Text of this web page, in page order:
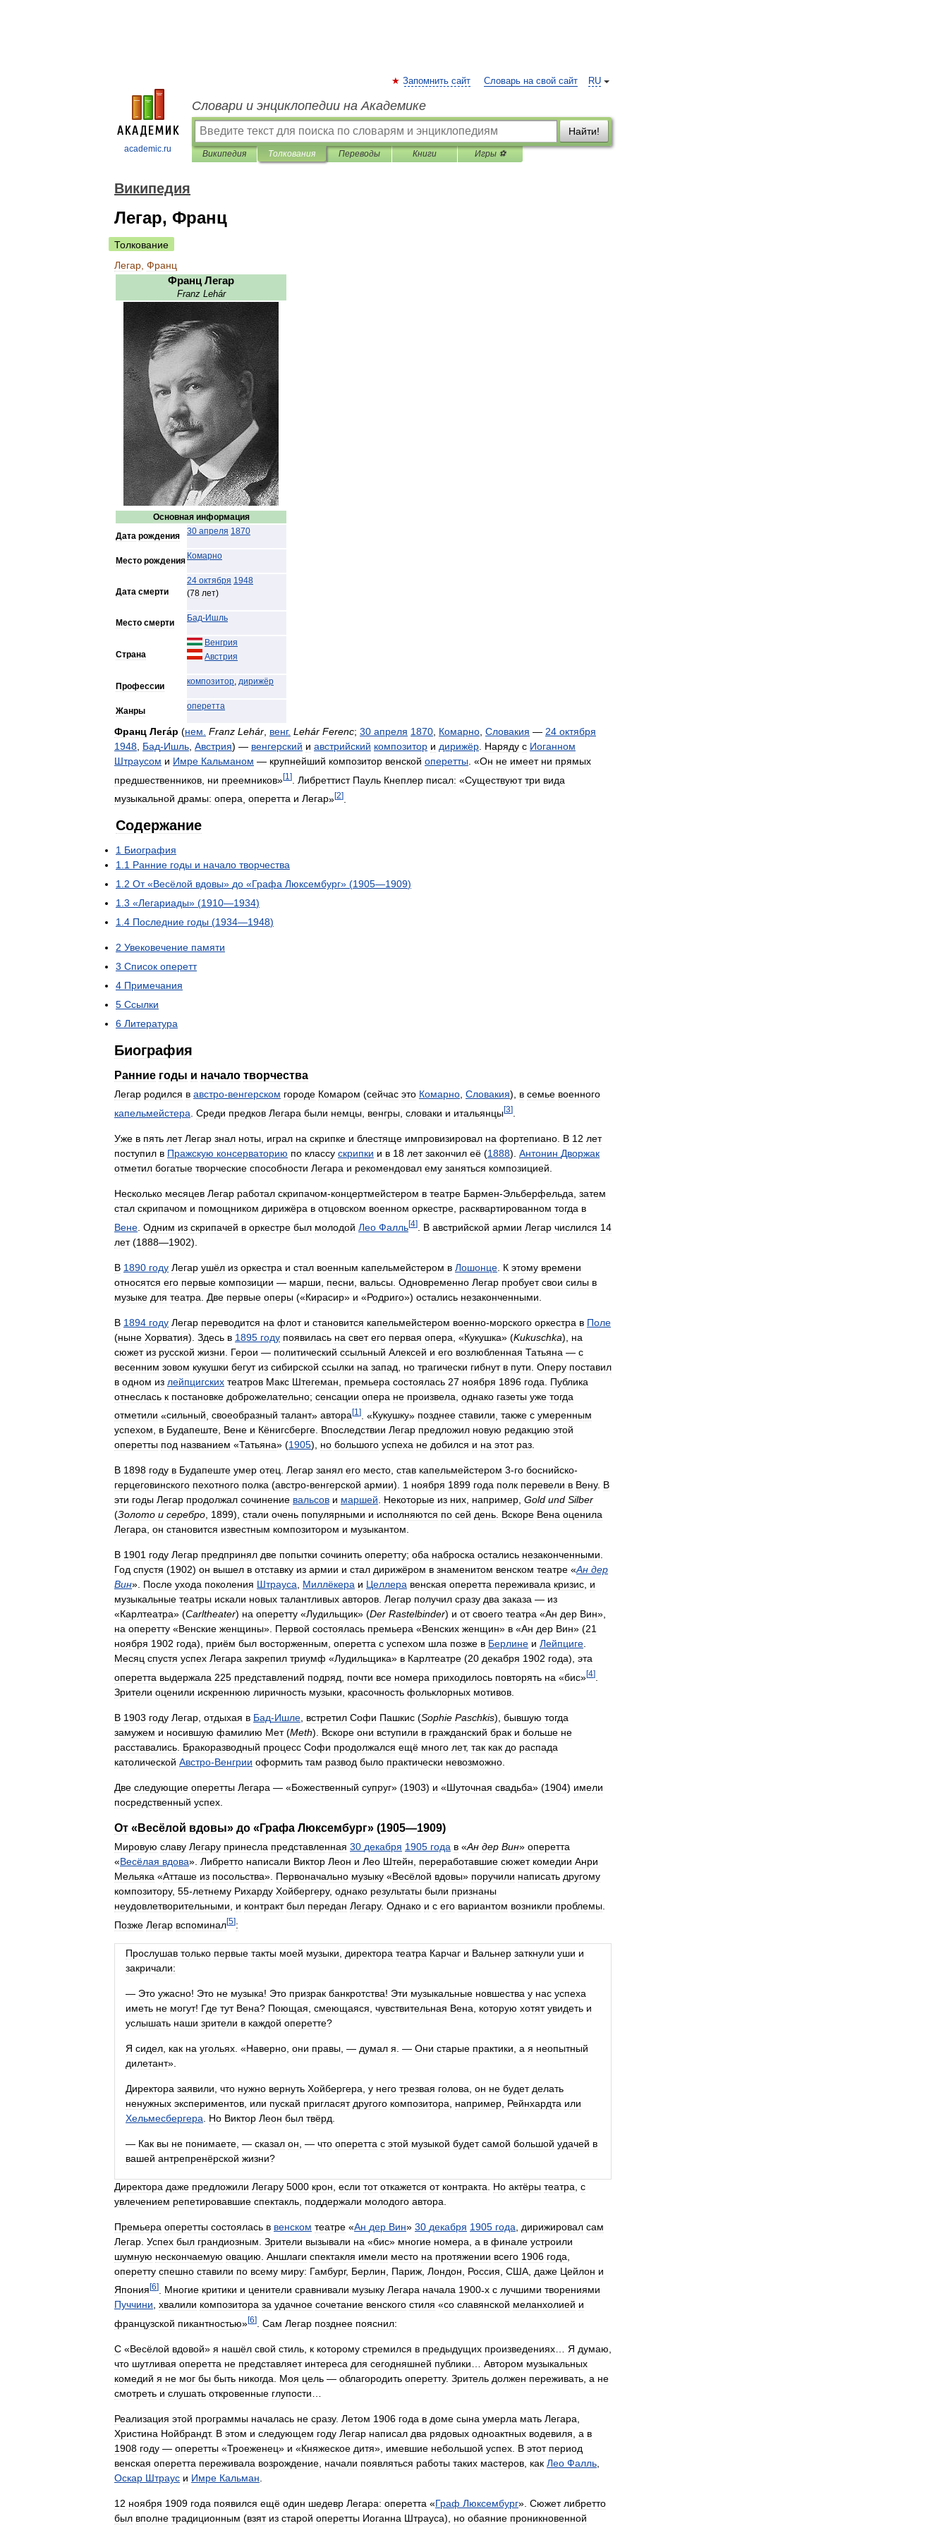
academic.ru
RU
Запомнить сайт Словарь на свой сайт
Словари и энциклопедии на Академике
Найти!
Википедия Толкования Переводы Книги Игры ⚽
Википедия
Легар, Франц
Толкование
Легар Франц
Франц Легар
Franz Lehár
Основная информация
Дата рождения 30 апреля 1870
Место рождения Комарно
Дата смерти
24 октября 1948
(78 лет)
Место смерти Бад-Ишль
Страна
Венгрия
Австрия
Профессии композитор, дирижёр
Жанры оперетта
Франц Лега́р (нем Franz Lehár венг. Lehár Ferenc; 30 апреля 1870 Комарно Словакия — 24 октября
1948 Бад-Ишль Австрия) — венгерский и австрийский композитор и дирижёр Наряду с Иоганном
Штраусом и Имре Кальманом — крупнейший композитор венской оперетты . «Он не имеет ни прямых
предшественников ни преемников»[1 ] Либреттист Пауль Кнеплер писал: «Существуют три вида
музыкальной драмы: опера оперетта и Легар»[2]
Содержание
1 Биография
1.1 Ранние годы и начало творчества
1.2 От«Весёлой вдовы» до «Графа Люксембург» (1905—1909)
1.3 «Легариады» (1910—1934)
1.4 Последние годы (1934—1948)
2 Увековечение памяти
3 Список оперетт
4 Примечания
5 Ссылки
6 Литература
Биография
Ранние годы и начало творчества
Легар родился в австро-венгерском городе Комаром (сейчас это Комарно, Словакия), в семье военного
капельмейстера Среди предков Легара были немцы венгры словаки и итальянцы[3]
Уже в пять лет Легар знал ноты играл на скрипке и блестяще импровизировал на фортепиано В 12 лет
поступил в Пражскую консерваторию по классу скрипки и в 18 лет закончил её (1888). Антонин Дворжак
отметил богатые творческие способности Легара и рекомендовал ему заняться композицией
Несколько месяцев Легар работал скрипачом-концертмейстером в театре Бармен-Эльберфельда затем
стал скрипачом и помощником дирижёра в отцовском военном оркестре расквартированном тогда в
Вене Одним из скрипачей в оркестре был молодой Лео Фалль[4] В австрийской армии Легар числился 14
лет(1888—1902).
В 1890 году Легар ушёл из оркестра и стал военным капельмейстером в Лошонце К этому времени
относятся его первые композиции — марши песни вальсы Одновременно Легар пробует свои силы в
музыке для театра Две первые оперы («Кирасир» и «Родриго») остались незаконченными
В 1894 году Легар переводится на флот и становится капельмейстером военно-морского оркестра в Поле
(ныне Хорватия). Здесь в 1895 году появилась на свет его первая опера , «Кукушка» (Kukuschka), на
сюжет из русской жизни Герои — политический ссыльный Алексей и его возлюбленная Татьяна — с
весенним зовом кукушки бегут из сибирской ссылки на запад но трагически гибнут в пути Оперу поставил
в одном из лейпцигских театров Макс Штегеман премьера состоялась 27 ноября 1896 года
Публика
отнеслась к постановке доброжелательно; сенсации опера не произвела однако газеты уже тогда
отметили «сильный своеобразный талант» автора[1 ] . «Кукушку» позднее ставили также с умеренным
успехом, в Будапеште, Вене и Кёнигсберге. Впоследствии Легар предложил новую редакцию этой
оперетты под названием «Татьяна» (1905), но большого успеха не добился и на этот раз.
В 1898 году в Будапеште умер отец. Легар занял его место, став капельмейстером 3-го боснийско-
герцеговинского пехотного полка (австро-венгерской армии). 1 ноября 1899 года полк перевели в Вену. В
эти годы Легар продолжал сочинение вальсов и маршей. Некоторые из них, например, Gold und Silber
(Золото и серебро, 1899), стали очень популярными и исполняются по сей день. Вскоре Вена оценила
Легара, он становится известным композитором и музыкантом.
В 1901 году Легар предпринял две попытки сочинить оперетту; оба наброска остались незаконченными.
Год спустя (1902) он вышел в отставку из армии и стал дирижёром в знаменитом венском театре «Ан дер
Вин». После ухода поколения Штрауса, Миллёкера и Целлера венская оперетта переживала кризис, и
музыкальные театры искали новых талантливых авторов. Легар получил сразу два заказа — из
«Карлтеатра» (Carltheater) на оперетту «Лудильщик» (Der Rastelbinder) и от своего театра «Ан дер Вин»,
на оперетту «Венские женщины». Первой состоялась премьера «Венских женщин» в «Ан дер Вин» (21
ноября 1902 года), приём был восторженным, оперетта с успехом шла позже в Берлине и Лейпциге.
Месяц спустя успех Легара закрепил триумф «Лудильщика» в Карлтеатре (20 декабря 1902 года), эта
оперетта выдержала 225 представлений подряд почти все номера приходилось повторять на «бис»[4]
Зрители оценили искреннюю лиричность музыки красочность фольклорных мотивов
В 1903 году Легар отдыхая в Бад-Ишле встретил Софи Пашкис (Sophie Paschkis), бывшую тогда
замужем и носившую фамилию Мет(Meth). Вскоре они вступили в гражданский брак и больше не
расставались Бракоразводный процесс Софи продолжался ещё много лет, так как до распада
католической Австро-Венгрии оформить там развод было практически невозможно
Две следующие оперетты Легара — «Божественный супруг» (1903) и «Шуточная свадьба» (1904) имели
посредственный успех
От « Весёлой вдовы» до « Графа Люксембург» (1905—1909)
Мировую славу Легару принесла представленная 30 декабря 1905 года в «Ан дер Вин» оперетта
«Весёлая вдова». Либретто написали Виктор Леон и Лео Штейн переработавшие сюжет комедии Анри
Мельяка «Атташе из посольства». Первоначально музыку «Весёлой вдовы» поручили написать другому
композитору, 55-летнему Рихарду Хойбергеру, однако результаты были признаны
неудовлетворительными
и контракт был передан Легару. Однако и с его вариантом возникли проблемы
Позже Легар вспоминал[5]:
Прослушав только первые такты моей музыки директора театра Карчаг и Вальнер заткнули уши и
закричали:
— Это ужасно! Это не музыка! Это призрак банкротства! Эти музыкальные новшества у нас успеха
иметь не могут! Где тут Вена? Поющая смеющаяся чувствительная Вена которую хотят увидеть и
услышать наши зрители в каждой оперетте?
Я сидел как на угольях . «Наверно они правы , — думал я . — Они старые практики а я неопытный
дилетант».
Директора заявили что нужно вернуть Хойбергера у него трезвая голова он не будет делать
ненужных экспериментов или пускай пригласят другого композитора например Рейнхардта или
Хельмесбергера
Но Виктор Леон был твёрд
— Как вы не понимаете , — сказал он , — что оперетта с этой музыкой будет самой большой удачей в
вашей антрепренёрской жизни?
Директора даже предложили Легару 5000 крон если тот откажется от контракта Но актёры театра с
увлечением репетировавшие спектакль поддержали молодого автора
Премьера оперетты состоялась в венском театре «Ан дер Вин» 30 декабря 1905 года дирижировал сам
Легар Успех был грандиозным Зрители вызывали на «бис» многие номера а в финале устроили
шумную нескончаемую овацию Аншлаги спектакля имели место на протяжении всего 1906 года
оперетту спешно ставили по всему миру: Гамбург, Берлин Париж Лондон Россия США даже Цейлон и
Япония[6] Многие критики и ценители сравнивали музыку Легара начала 1900-х с лучшими творениями
Пуччини, хвалили композитора за удачное сочетание венского стиля «со славянской меланхолией и
французской пикантностью»[6] Сам Легар позднее пояснил:
С «Весёлой вдовой» я нашёл свой стиль к которому стремился в предыдущих произведениях Я думаю
что шутливая оперетта не представляет интереса для сегодняшней публики Автором музыкальных
комедий я не мог бы быть никогда Моя цель — облагородить оперетту. Зритель должен переживать а не
смотреть и слушать откровенные глупости
Реализация этой программы началась не сразу. Летом 1906 года в доме сына умерла мать Легара
Христина Нойбрандт. В этом и следующем году Легар написал два рядовых одноактных водевиля а в
1908 году — оперетты «Троеженец» и «Княжеское дитя», имевшие небольшой успех В этот период
венская оперетта переживала возрождение начали появляться работы таких мастеров как Лео Фалль
Оскар Штраус и Имре Кальман
12 ноября 1909 года появился ещё один шедевр Легара: оперетта «Граф Люксембург». Сюжет либретто
был вполне традиционным (взят из старой оперетты Иоганна Штрауса), но обаяние проникновенной